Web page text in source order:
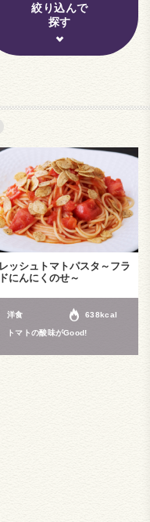
絞り込んで
探す
ッシュトマトパスタ～フラ
にんにくのせ～
洋食 638kcal
トマトの酸味がGood!